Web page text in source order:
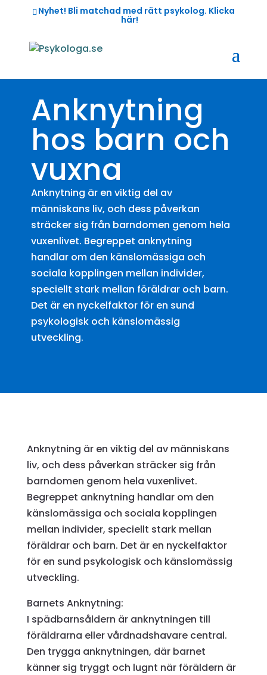
Nyhet! Bli matchad med rätt psykolog. Klicka
här!
Anknytning
hos barn och
vuxna
Anknytning är en viktig del av
människans liv, och dess påverkan
sträcker sig från barndomen genom hela
vuxenlivet. Begreppet anknytning
handlar om den känslomässiga och
sociala kopplingen mellan individer,
speciellt stark mellan föräldrar och barn.
Det är en nyckelfaktor för en sund
psykologisk och känslomässig
utveckling.
Anknytning är en viktig del av människans
liv, och dess påverkan sträcker sig från
barndomen genom hela vuxenlivet.
Begreppet anknytning handlar om den
känslomässiga och sociala kopplingen
mellan individer, speciellt stark mellan
föräldrar och barn. Det är en nyckelfaktor
för en sund psykologisk och känslomässig
utveckling.
Barnets Anknytning:
I spädbarnsåldern är anknytningen till
föräldrarna eller vårdnadshavare central.
Den trygga anknytningen, där barnet
känner sig tryggt och lugnt när föräldern är